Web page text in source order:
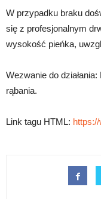
W przypadku braku
się z profesjonalnym
wysokość pieńka,
Wezwanie do
rąbania.
Link tagu HTML: